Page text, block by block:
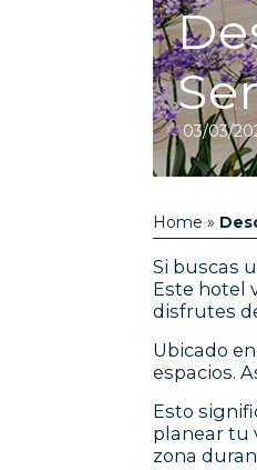
03/03/
Home »
Si buscas
Este hotel
disfrutes
Ubicado en
espacios.
Esto
planear tu
zona